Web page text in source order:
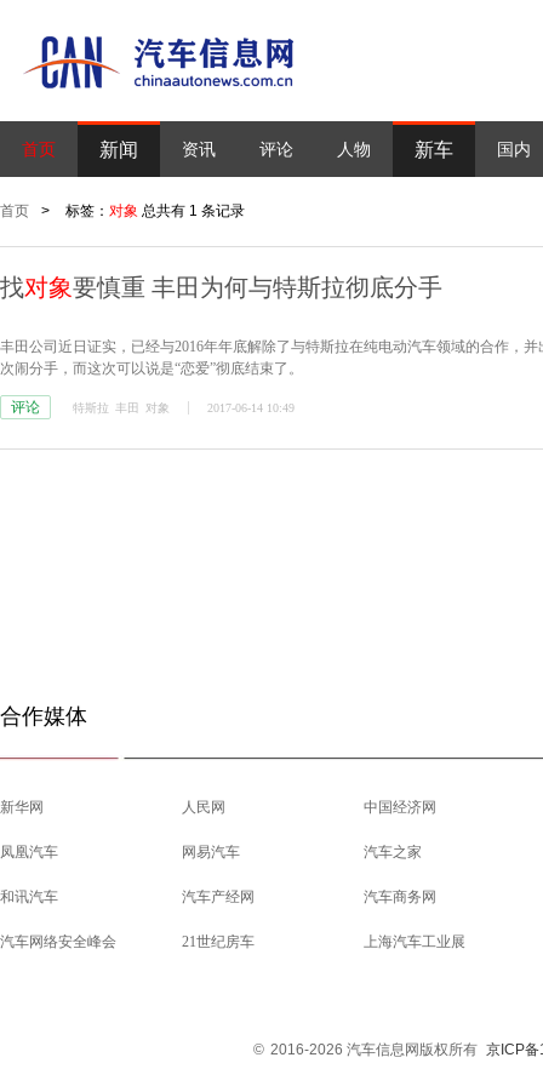
首页 新闻 资讯 评论 人物 新车 国内
首页 > 标签： 对象 总共有 1 条记录
找对象要慎重 丰田为何与特斯拉彻底分手
丰田公司近日证实，已经与2016年年底解除了与特斯拉在纯电动汽车领域的合作，
次闹分手，而这次可以说是“恋爱”彻底结束了。
评论 特斯拉 丰田 对象 2017-06-14 10:49
合作媒体
新华网 人民网 中国经济网
凤凰汽车 网易汽车 汽车之家
和讯汽车 汽车产经网 汽车商务网
汽车网络安全峰会 21世纪房车 上海汽车工业展
© 2016-2026 汽车信息网版权所有 京ICP